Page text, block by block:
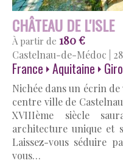
CHÂTEAU DE L'ISLE
À partir de 180 €
Castelnau-de-Médoc
France Aquitaine
Nichée dans un écrin
centre ville de
XVIIIème siècle
architecture unique et
Laissez-vous séduire
vous…